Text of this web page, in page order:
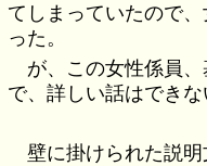
てしまっていたので
った。
が、この女性係員、
で、詳しい話はできな
壁に掛けられた説